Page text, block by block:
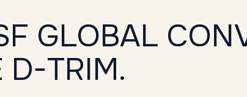
GLOBAL
D-TRIM.